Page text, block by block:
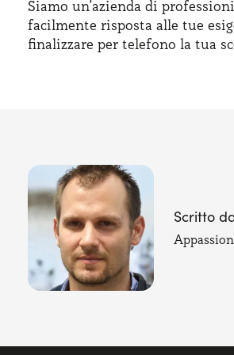
Siamo un’azienda di
facilmente risposta alle tue
finalizzare per telefono la tua
Scritto